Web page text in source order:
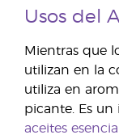
Usos del
Mientras que
utilizan en la
utiliza en
picante. Es
aceites